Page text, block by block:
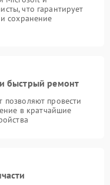
что гарантирует
сохранение
быстрый ремонт
провести
в кратчайшие